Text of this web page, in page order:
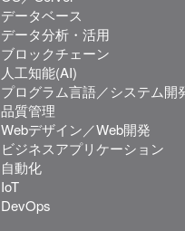
データベース
データ分析・活用
ブロックチェーン
人工知能(AI)
プログラム言語／システム開
品質管理
Webデザイン／Web開発
ビジネスアプリケーション
自動化
IoT
DevOps